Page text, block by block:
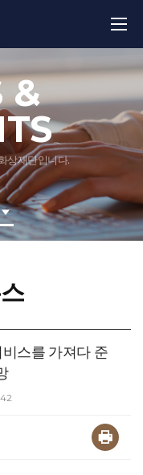
&
상재단입니다.
스를 가져다 준